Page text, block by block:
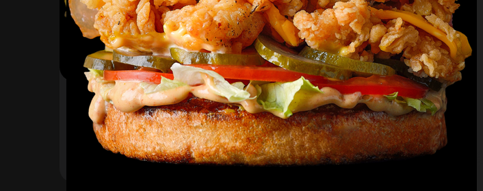
Лука Чиззи
Булочка, соус барбекю ,
огурец маринованный, луковые
кольца, бекон, сыр чеддер,
фирменная курочка в
В корзину
Просто Гамбино
Наша булка, котлета говяжья,
помидор, лист салата, огурец
маринованный, лук
маринованный, соус барбекю,
420₽ В корзину